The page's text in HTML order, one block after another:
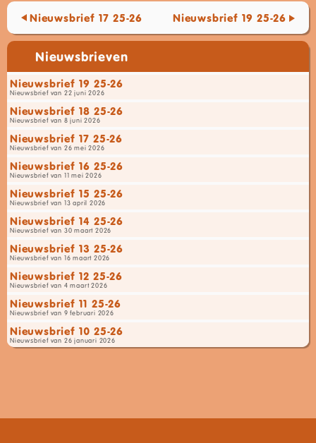
Nieuwsbrief 17 25-26 Nieuwsbrief 19 25-26
Nieuwsbrieven
Nieuwsbrief 19 25-26
Nieuwsbrief van 22 juni 2026
Nieuwsbrief 18 25-26
Nieuwsbrief van 8 juni 2026
Nieuwsbrief 17 25-26
Nieuwsbrief van 26 mei 2026
Nieuwsbrief 16 25-26
Nieuwsbrief van 11 mei 2026
Nieuwsbrief 15 25-26
Nieuwsbrief van 13 april 2026
Nieuwsbrief 14 25-26
Nieuwsbrief van 30 maart 2026
Nieuwsbrief 13 25-26
Nieuwsbrief van 16 maart 2026
Nieuwsbrief 12 25-26
Nieuwsbrief van 4 maart 2026
Nieuwsbrief 11 25-26
Nieuwsbrief van 9 februari 2026
Nieuwsbrief 10 25-26
Nieuwsbrief van 26 januari 2026